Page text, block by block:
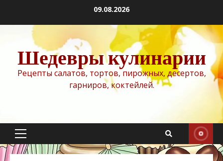
содержимому
09.08.2026
Шедевры кулинарии
Рецепты салатов, тортов, пирожных, десертов,
гарниров, коктейлей.
Основное
меню